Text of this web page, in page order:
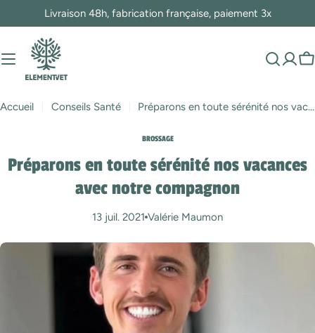
au
contenu
Livraison 48h, fabrication française, paiement 3x
Accueil Conseils Santé Préparons en toute sérénité nos vacances avec notre compagnon
BROSSAGE
Préparons en toute sérénité nos vacances
avec notre compagnon
13 juil. 2021 Valérie Maumon